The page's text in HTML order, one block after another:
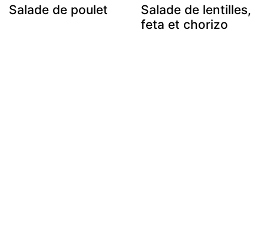
Salade de poulet
Salade de lentilles,
feta et chorizo